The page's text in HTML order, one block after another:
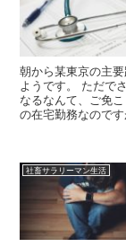
朝から某東京の主
ようです。 ただで
なるなんて、ご免
の在宅勤務なので
社畜サラリーマン生活